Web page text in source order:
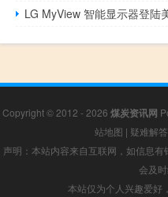
LG MyView 智能显示器登陆
Copyright © 2012 - 2026 煤炭资讯网
站地图 | 疑难解答
声明：本站内容来自互联网，如信息
会及
本站仅为个人兴趣爱好